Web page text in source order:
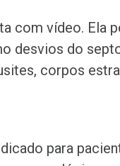
com vídeo. Ela
desvios do
corpos
para